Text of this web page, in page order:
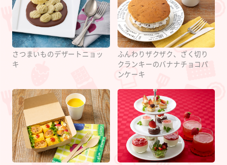
さつまいものデザートニョッ
キ
ふんわりザクザク、ざく切り
クランキーのバナナチョコパ
ンケーキ